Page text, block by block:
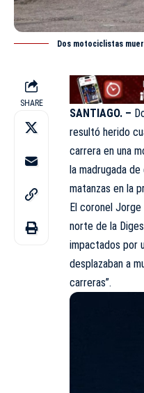
Dos motociclistas
SHARE
SANTIAGO. –
resultó herido
carrera en una
la madrugada
matanzas en la
El coronel
norte de la
impactados por
desplazaban a
carreras”.